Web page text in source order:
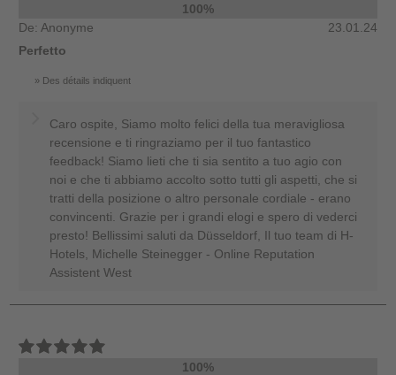
100%
De: Anonyme
23.01.24
Perfetto
Des détails indiquent
Caro ospite, Siamo molto felici della tua meravigliosa
recensione e ti ringraziamo per il tuo fantastico
feedback! Siamo lieti che ti sia sentito a tuo agio con
noi e che ti abbiamo accolto sotto tutti gli aspetti, che si
tratti della posizione o altro personale cordiale - erano
convincenti. Grazie per i grandi elogi e spero di vederci
presto! Bellissimi saluti da Düsseldorf, Il tuo team di H-
Hotels, Michelle Steinegger - Online Reputation
Assistent West
100%